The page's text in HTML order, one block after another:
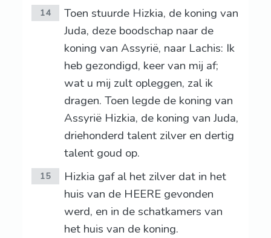
14
Toen stuurde Hizkia, de koning van
Juda, deze boodschap naar de
koning van Assyrië, naar Lachis: Ik
heb gezondigd, keer van mij af;
wat u mij zult opleggen, zal ik
dragen. Toen legde de koning van
Assyrië Hizkia, de koning van Juda,
driehonderd talent zilver en dertig
talent goud op.
15
Hizkia gaf al het zilver dat in het
huis van de HEERE gevonden
werd, en in de schatkamers van
het huis van de koning.